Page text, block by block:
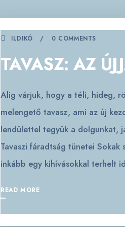
ILDIKÓ 0 COMMENTS
TAVASZ: AZ
Alig várjuk, hogy a téli, hideg,
melengető tavasz, ami az új
lendülettel tegyük a dolgunkat,
Tavaszi fáradtság tünetei
inkább egy kihívásokkal terhelt
READ MORE